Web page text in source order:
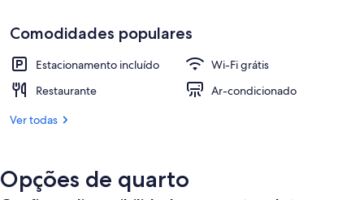
Terraço/pátio
Comodidades populares
Estacionamento incluído
Wi-Fi grátis
Restaurante
Ar-condicionado
Ver todas
Opções de quarto